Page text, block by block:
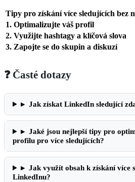
Tipy pro získání více sledujících bez
1. Optimalizujte váš profil
2. Využijte hashtagy a klíčová slova
3. Zapojte se do skupin a diskuzí
❓ Časté dotazy
▸ Jak získat LinkedIn sledující
▸ Jaké jsou nejlepší tipy pro
profilu pro více sledujících?
▸ Jak využít obsah k získání více
LinkedInu?